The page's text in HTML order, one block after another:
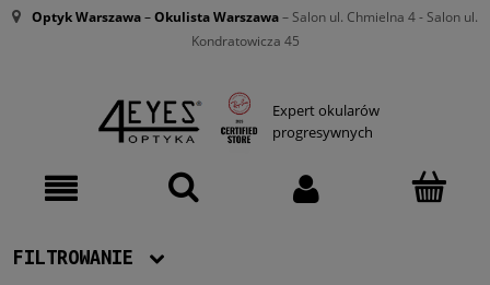
Optyk Warszawa–Okulista Warszawa– Salon ul. Chmielna 4 - Salon ul.
Kondratowicza 45
Expert okularów
progresywnych
FILTROWANIE